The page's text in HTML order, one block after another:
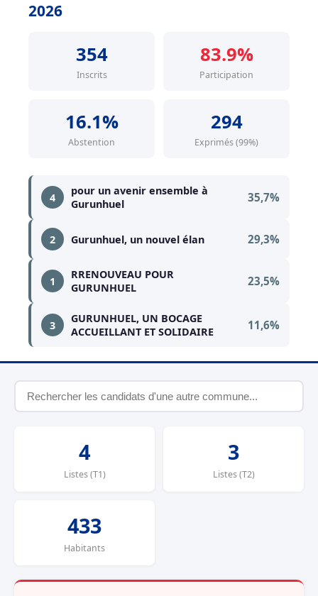
2026
354
Inscrits
83.9%
Participation
16.1%
Abstention
294
Exprimés (99%)
4
pour un avenir ensemble à
Gurunhuel
35,7%
2 Gurunhuel, un nouvel élan 29,3%
1
RRENOUVEAU POUR
GURUNHUEL
23,5%
3
GURUNHUEL, UN BOCAGE
ACCUEILLANT ET SOLIDAIRE
11,6%
4
Listes (T1)
3
Listes (T2)
433
Habitants